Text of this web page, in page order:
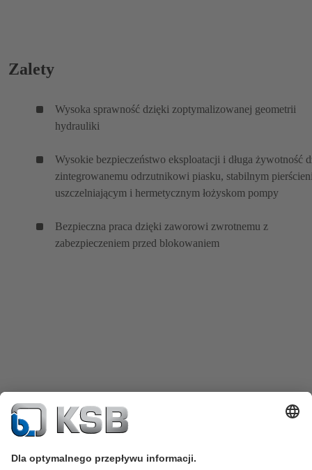
Zalety
Wysoka sprawność dzięki zoptymalizowanej geometrii
hydrauliki
Wysokie bezpieczeństwo eksploatacji i długa żywotność
zintegrowanemu odrzutnikowi piasku, stabilnym
uszczelniającym i hermetycznym łożyskom pompy
Bezpieczna praca dzięki zaworowi zwrotnemu z
zabezpieczeniem przed blokowaniem